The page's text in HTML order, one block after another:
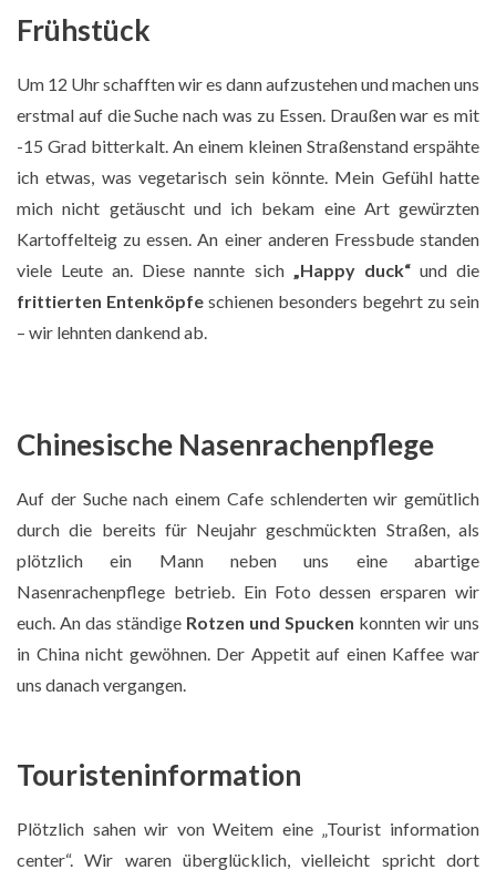
Frühstück
Um 12 Uhr schafften wir es dann aufzustehen und machen uns
erstmal auf die Suche nach was zu Essen. Draußen war es mit
-15 Grad bitterkalt. An einem kleinen Straßenstand erspähte
ich etwas, was vegetarisch sein könnte. Mein Gefühl hatte
mich nicht getäuscht und ich bekam eine Art gewürzten
Kartoffelteig zu essen. An einer anderen Fressbude standen
viele Leute an. Diese nannte sich
„Happy duck“ und die
frittierten Entenköpfe schienen besonders begehrt zu sein
– wir lehnten dankend ab.
Tabea mit einem Straßensnack
Chinesische Nasenrachenpflege
Auf der Suche nach einem Cafe schlenderten wir gemütlich
durch die bereits für Neujahr geschmückten Straßen, als
plötzlich ein Mann neben uns eine abartige
Nasenrachenpflege betrieb. Ein Foto dessen ersparen wir
euch. An das ständige Rotzen und Spucken konnten wir uns
in China nicht gewöhnen. Der Appetit auf einen Kaffee war
uns danach vergangen.
Touristeninformation
Plötzlich sahen wir von Weitem eine „Tourist information
center“. Wir waren überglücklich, vielleicht spricht dort